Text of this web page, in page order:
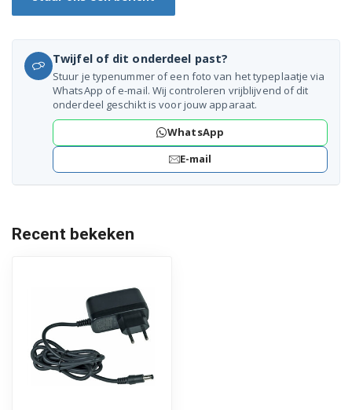
BBH6PZOO/03
BCH6255N1/01
BCH6255N1/02
BCH6255N1/03
BCH6256N1/01
BCH625LTD/03
BCH625LTD/09
BCH628ATH/03
Twijfel of dit onderdeel past?
Stuur je typenummer of een foto van het typeplaatje via
WhatsApp of e-mail. Wij controleren vrijblijvend of dit
onderdeel geschikt is voor jouw apparaat.
WhatsApp
E-mail
Recent bekeken